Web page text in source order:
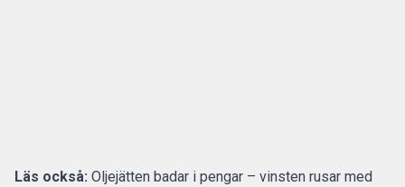
Läs också: Oljejätten badar i pengar – vinsten rusar med